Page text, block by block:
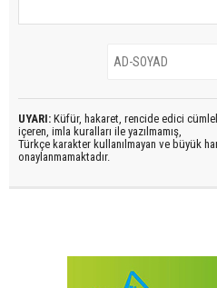
UYARI: Küfür, hakaret, rencide edici
içeren, imla kuralları ile yazılmamış,
Türkçe karakter kullanılmayan ve büyük
onaylanmamaktadır.